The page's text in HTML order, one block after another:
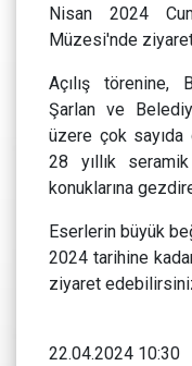
Nisan 2024
Müzesi'nde
Açılış törenine,
Şarlan ve
üzere çok sayıda
28 yıllık
konuklarına
Eserlerin büyük
2024 tarihine
ziyaret
22.04.2024 10:30